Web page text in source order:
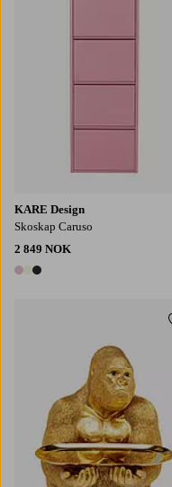
KARE Design
Skoskap Caruso
2 849 NOK
3 farger